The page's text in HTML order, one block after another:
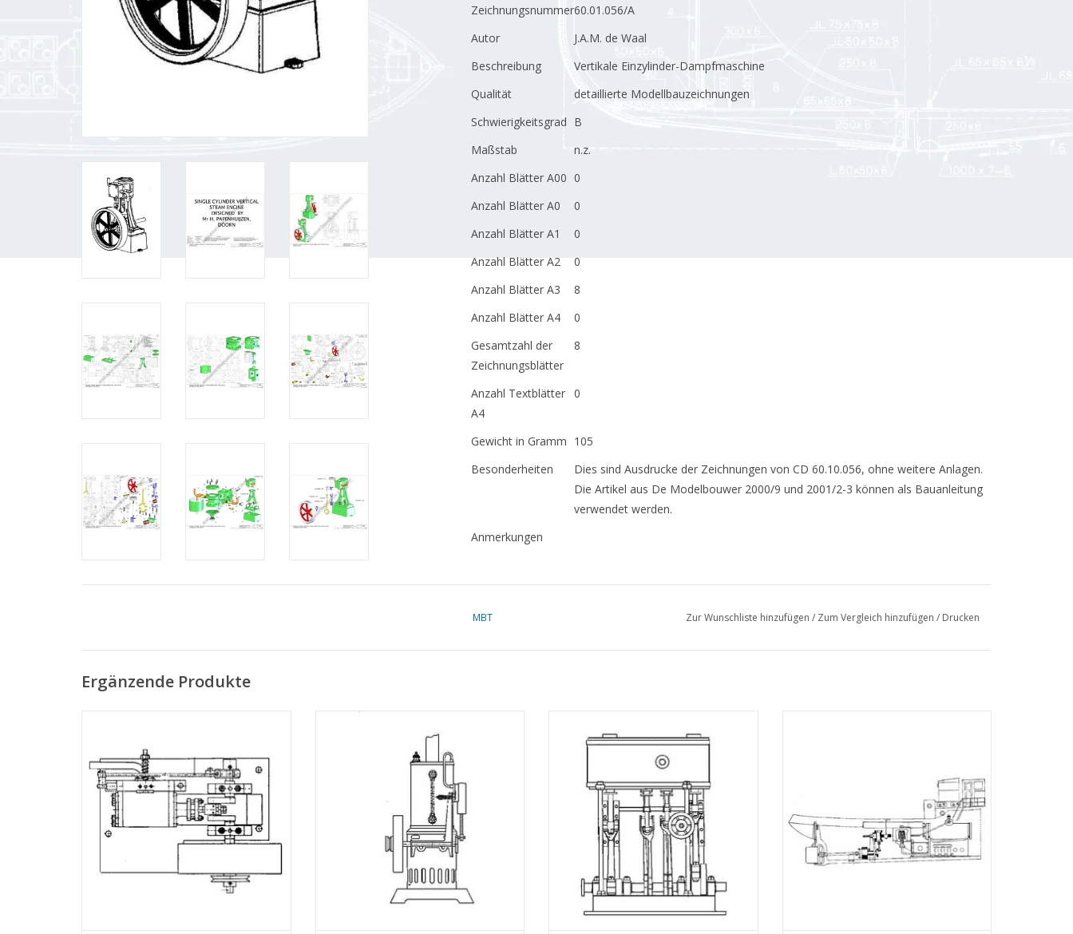
Zeichnungsnummer60.01.056/A
Autor
J.A.M. de Waal
Beschreibung
Vertikale Einzylinder-Dampfmaschine
Qualität
detaillierte Modellbauzeichnungen
Schwierigkeitsgrad B
Maßstab
n.z.
Anzahl Blätter A00 0
Anzahl Blätter A0
0
Anzahl Blätter A1
0
Anzahl Blätter A2
0
Anzahl Blätter A3
8
Anzahl Blätter A4
0
Gesamtzahl der
Zeichnungsblätter
8
Anzahl Textblätter
A4
0
Gewicht in Gramm 105
Besonderheiten
Dies sind Ausdrucke der Zeichnungen von CD 60.10.056, ohne weitere Anlagen.
Die Artikel aus De Modelbouwer 2000/9 und 2001/2-3 können als Bauanleitung
verwendet werden.
Anmerkungen
MBT Zur Wunschliste hinzufügen / Zum Vergleich hinzufügen / Drucken
Ergänzende Produkte
Bauzeichnung Maßstab 1 : N/A (60.01.001)
ZUM WARENKORB HINZUFÜGEN
Dampfmaschine inkl. vertikalem Kessel -
Bauzeichnung Maßstab 1 : N/A (60.01.002)
ZUM WARENKORB HINZUFÜGEN
Schiffsdampfmaschine -
Konstruktionszeichnung Maßstab 1 : N/A
(60.01.003)
ZUM WARENKORB HINZUFÜGEN
ZUM WARENKORB HINZUFÜGEN